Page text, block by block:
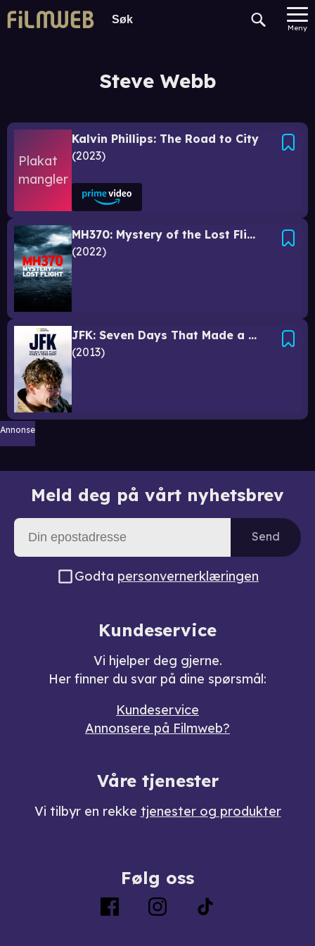
Meny
Steve Webb
Kalvin Phillips: The Road to City
2023
MH370: Mystery of the Lost Flight
2022
JFK: Seven Days That Made a President
2013
Annonse
Meld deg på vårt nyhetsbrev
Send
Godta personvernerklæringen
Kundeservice
Vi hjelper deg gjerne.
Her finner du svar på dine spørsmål:
Kundeservice
Annonsere på Filmweb?
Våre tjenester
Vi tilbyr en rekke tjenester og produkter
Følg oss